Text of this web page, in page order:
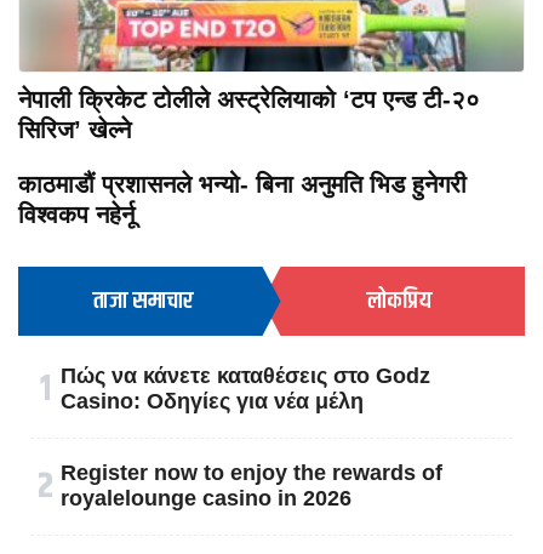
नेपाली क्रिकेट टोलीले अस्ट्रेलियाको ‘टप एन्ड टी-२०
सिरिज’ खेल्ने
काठमाडौं प्रशासनले भन्यो- बिना अनुमति भिड हुनेगरी
विश्वकप नहेर्नू
ताजा समाचार लोकप्रिय
१ Πώς να κάνετε καταθέσεις στο Godz
Casino: Οδηγίες για νέα μέλη
२ Register now to enjoy the rewards of
royalelounge casino in 2026